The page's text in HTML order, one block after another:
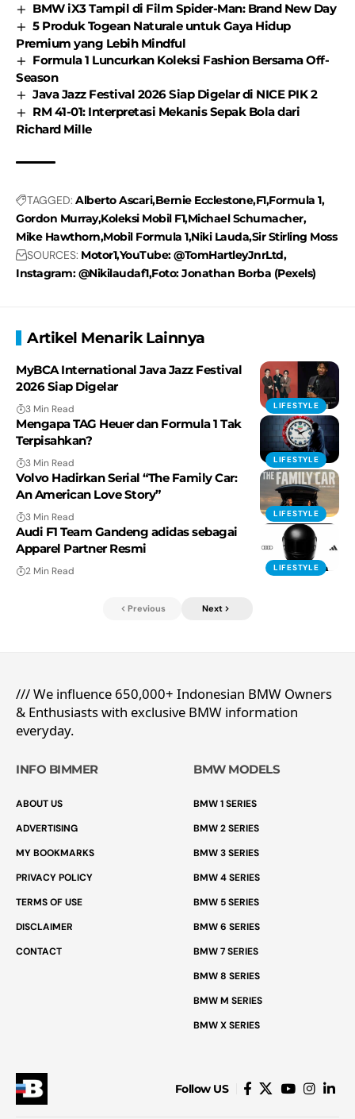
BMW iX3 Tampil di Film Spider-Man: Brand New Day
5 Produk Togean Naturale untuk Gaya Hidup
Premium yang Lebih Mindful
Formula 1 Luncurkan Koleksi Fashion Bersama Off-
Season
Java Jazz Festival 2026 Siap Digelar di NICE PIK 2
RM 41-01: Interpretasi Mekanis Sepak Bola dari
Richard Mille
TAGGED: Alberto AscariBernie EcclestoneF1Formula 1
Gordon MurrayKoleksi Mobil F1Michael Schumacher
Mike Hawthorn Mobil Formula 1Niki LaudaSir Stirling Moss
SOURCES: Motor1YouTube: @TomHartleyJnrLtd
Instagram: @Nikilaudaf1Foto: Jonathan Borba (Pexels)
Artikel Menarik Lainnya
LIFESTYLE
MyBCA International Java Jazz Festival
2026 Siap Digelar
3 Min Read
LIFESTYLE
Mengapa TAG Heuer dan Formula 1 Tak
Terpisahkan?
3 Min Read
LIFESTYLE
Volvo Hadirkan Serial “The Family Car:
An American Love Story”
3 Min Read
LIFESTYLE
Audi F1 Team Gandeng adidas sebagai
Apparel Partner Resmi
2 Min Read
Previous Next
/// We influence 650,000+ Indonesian BMW Owners
& Enthusiasts with exclusive BMW information
everyday.
INFO BIMMER
ABOUT US
ADVERTISING
MY BOOKMARKS
PRIVACY POLICY
TERMS OF USE
DISCLAIMER
CONTACT
BMW MODELS
BMW 1 SERIES
BMW 2 SERIES
BMW 3 SERIES
BMW 4 SERIES
BMW 5 SERIES
BMW 6 SERIES
BMW 7 SERIES
BMW 8 SERIES
BMW M SERIES
BMW X SERIES
Follow US